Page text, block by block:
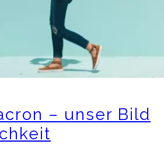
– unser Bild